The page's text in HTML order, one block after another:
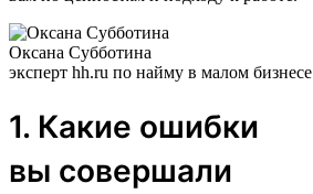
Оксана Субботина
эксперт hh.ru по найму в малом бизнесе
1. Какие ошибки
вы совершали